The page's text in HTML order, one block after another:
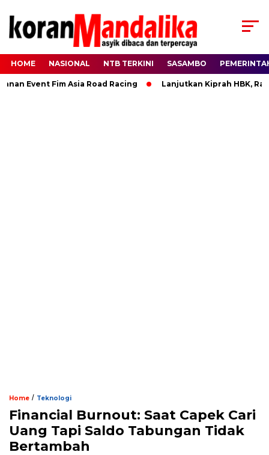
HOME NASIONAL NTB TERKINI SASAMBO
Event Fim Asia Road Racing Lanjutkan Kiprah HBK,
Home / Teknologi
Financial Burnout: Saat Capek Cari
Uang Tapi Saldo Tabungan Tidak
Bertambah